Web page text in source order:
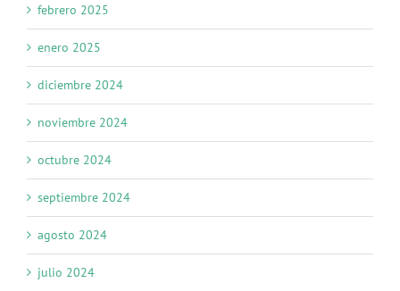
febrero 2025
enero 2025
diciembre 2024
noviembre 2024
octubre 2024
septiembre 2024
agosto 2024
julio 2024